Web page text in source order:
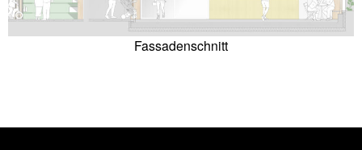
Fassadenschnitt